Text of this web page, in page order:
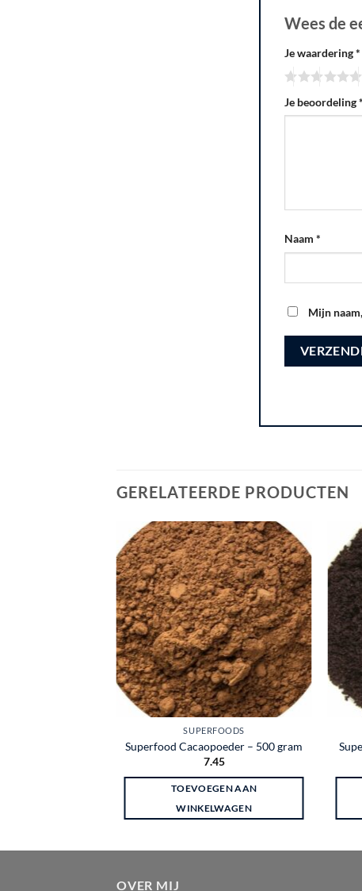
Wees de
Je waardering*
Je beoordeling*
Naam *
Mijn
GERELATEERDE PRODUCTEN
Toevoegen
aan
wenslijst
SUPERFOODS
Superfood Cacaopoeder – 500 gram
7.45
TOEVOEGEN AAN
WINKELWAGEN
OVER MIJ